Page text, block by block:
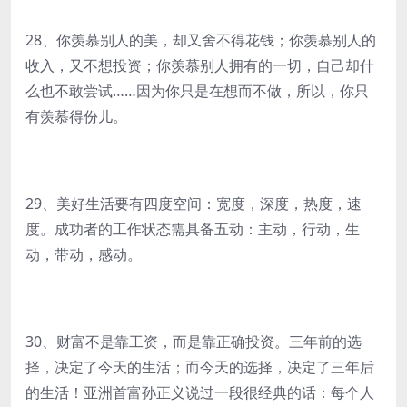
28、你羡慕别人的美，却又舍不得花钱；你羡慕别人的
收入，又不想投资；你羡慕别人拥有的一切，自己却什
么也不敢尝试……因为你只是在想而不做，所以，你只
有羡慕得份儿。
29、美好生活要有四度空间：宽度，深度，热度，速
度。成功者的工作状态需具备五动：主动，行动，生
动，带动，感动。
30、财富不是靠工资，而是靠正确投资。三年前的选
择，决定了今天的生活；而今天的选择，决定了三年后
的生活！亚洲首富孙正义说过一段很经典的话：每个人